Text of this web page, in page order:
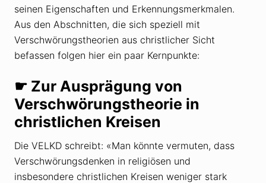
seinen Eigenschaften und Erkennungsmerkmalen.
Aus den Abschnitten, die sich speziell mit
Verschwörungstheorien aus christlicher Sicht
befassen folgen hier ein paar Kernpunkte:
☛ Zur Ausprägung von
Verschwörungstheorie in
christlichen Kreisen
Die VELKD schreibt: «Man könnte vermuten, dass
Verschwörungsdenken in religiösen und
insbesondere christlichen Kreisen weniger stark